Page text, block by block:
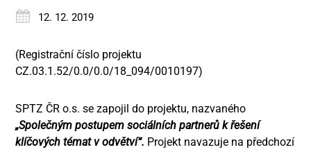
12. 12. 2019
(Registrační číslo projektu
CZ.03.1.52/0.0/0.0/18_094/0010197)
SPTZ ČR o.s. se zapojil do projektu, nazvaného
„Společným postupem sociálních partnerů k řešení
klíčových témat v odvětví“. Projekt navazuje na předchozí